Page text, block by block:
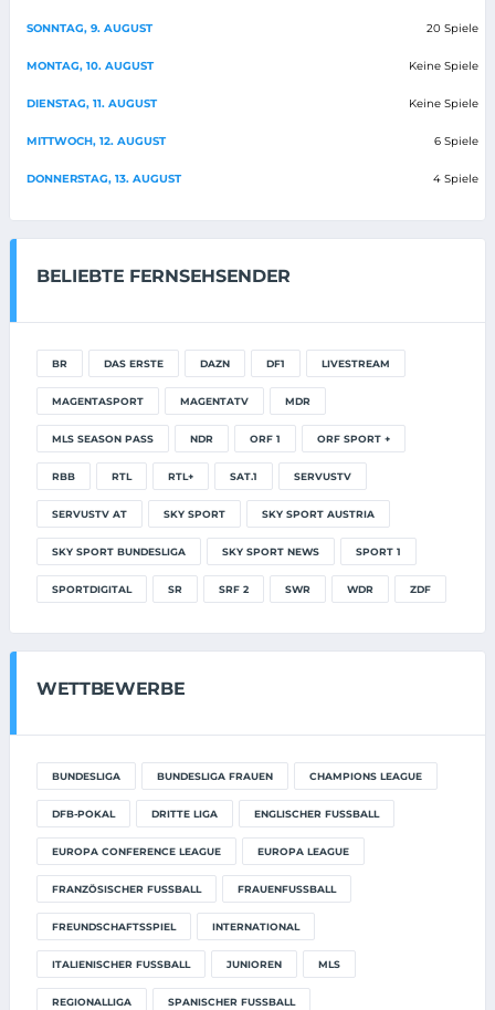
SONNTAG, 9. AUGUST 20 Spiele
MONTAG, 10. AUGUST Keine Spiele
DIENSTAG, 11. AUGUST Keine Spiele
MITTWOCH, 12. AUGUST 6 Spiele
DONNERSTAG, 13. AUGUST 4 Spiele
BELIEBTE FERNSEHSENDER
BR DAS ERSTE DAZN DF1 LIVESTREAM
MAGENTASPORT MAGENTATV MDR
MLS SEASON PASS NDR ORF 1 ORF SPORT +
RBB RTL RTL+ SAT.1 SERVUSTV
SERVUSTV AT SKY SPORT SKY SPORT AUSTRIA
SKY SPORT BUNDESLIGA SKY SPORT NEWS SPORT 1
SPORTDIGITAL SR SRF 2 SWR WDR ZDF
WETTBEWERBE
BUNDESLIGA BUNDESLIGA FRAUEN CHAMPIONS LEAGUE
DFB-POKAL DRITTE LIGA ENGLISCHER FUSSBALL
EUROPA CONFERENCE LEAGUE EUROPA LEAGUE
FRANZÖSISCHER FUSSBALL FRAUENFUSSBALL
FREUNDSCHAFTSSPIEL INTERNATIONAL
ITALIENISCHER FUSSBALL JUNIOREN MLS
REGIONALLIGA SPANISCHER FUSSBALL